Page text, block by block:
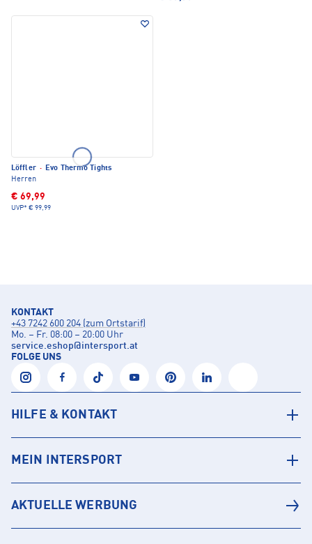
Löffler · Evo Thermo Tights
Herren
€ 69,99
UVP* € 99,99
KONTAKT
+43 7242 600 204 (zum Ortstarif)
Mo. – Fr. 08:00 – 20:00 Uhr
service.eshop@intersport.at
FOLGE UNS
HILFE & KONTAKT
MEIN INTERSPORT
AKTUELLE WERBUNG